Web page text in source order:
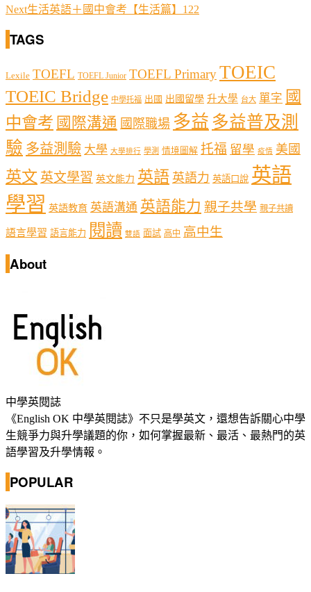
Next生活英語＋國中會考【生活篇】122
TAGS
Lexile TOEFL TOEFL Junior TOEFL PrimaryTOEIC
TOEIC Bridge 中學托福 出國 出國留學 升大學 台大 單字 國
中會考 國際溝通 國際職場 多益 多益普及測
驗 多益測驗 大學 大學排行 學測 情境圖解 托福 留學 疫情 美國
英文 英文學習 英文能力 英語 英語力 英語口說 英語
學習 英語教育 英語溝通 英語能力 親子共學 親子共讀
語言學習 語言能力 閱讀 雙語 面試 高中 高中生
About
中學英閱誌
《English OK 中學英閱誌》不只是學英文，還想告訴關心中學
生競爭力與升學議題的你，如何掌握最新、最活、最熱門的英
語學習及升學情報。
POPULAR